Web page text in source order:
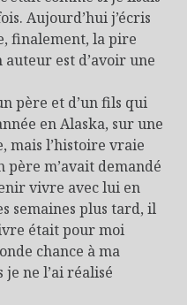
Aujourd’hui j’écris
finalement, la pire
est d’avoir une
père et d’un fils qui
en Alaska, sur une
mais l’histoire vraie
m’avait demandé
vivre avec lui en
semaines plus tard, il
était pour moi
chance à ma
ne l’ai réalisé